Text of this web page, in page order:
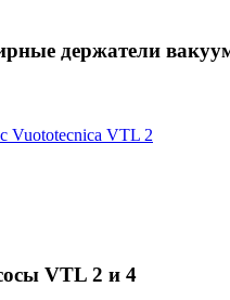
держатели
VTL 2 и 4